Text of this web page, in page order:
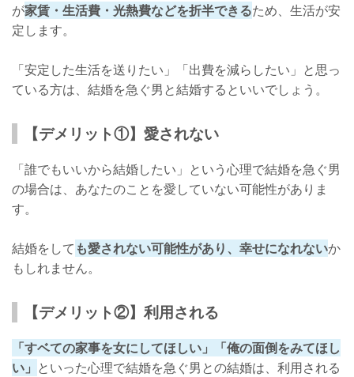
が家賃・生活費・光熱費などを折半できるため、生活が安
定します。
「安定した生活を送りたい」「出費を減らしたい」と思っ
ている方は、結婚を急ぐ男と結婚するといいでしょう。
【デメリット①】愛されない
「誰でもいいから結婚したい」という心理で結婚を急ぐ男
の場合は、あなたのことを愛していない可能性がありま
す。
結婚をして も愛されない可能性があり、幸せになれないか
もしれません。
【デメリット②】利用される
「すベての家事を女にしてほしい」「俺の面倒をみてほし
い」 といった心理で結婚を急ぐ男との結婚は、利用される